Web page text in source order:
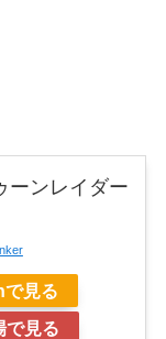
ーンレイダー
見る
で見る